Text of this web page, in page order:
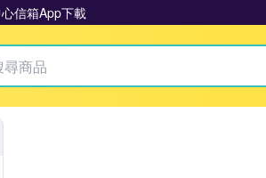
信箱App下載
拍賣